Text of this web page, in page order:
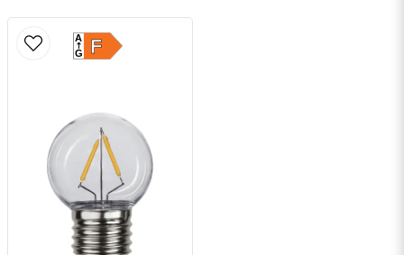
F
A
G